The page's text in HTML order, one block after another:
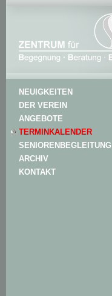
NEUIGKEITEN
DER VEREIN
ANGEBOTE
TERMINKALENDER
SENIORENBEGLEITUNG
ARCHIV
KONTAKT